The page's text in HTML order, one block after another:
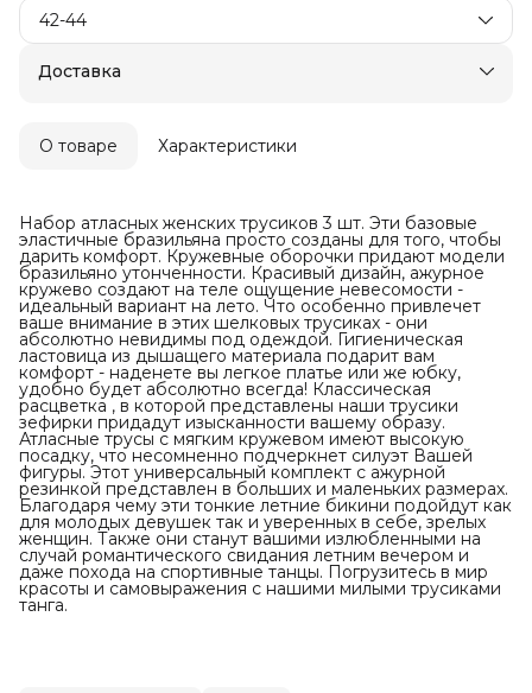
42-44
Доставка
О товаре Характеристики
Набор атласных женских трусиков 3 шт. Эти базовые
эластичные бразильяна просто созданы для того, чтобы
дарить комфорт. Кружевные оборочки придают модели
бразильяно утонченности. Красивый дизайн, ажурное
кружево создают на теле ощущение невесомости -
идеальный вариант на лето. Что особенно привлечет
ваше внимание в этих шелковых трусиках - они
абсолютно невидимы под одеждой. Гигиеническая
ластовица из дышащего материала подарит вам
комфорт - наденете вы легкое платье или же юбку,
удобно будет абсолютно всегда! Классическая
расцветка , в которой представлены наши трусики
зефирки придадут изысканности вашему образу.
Атласные трусы с мягким кружевом имеют высокую
посадку, что несомненно подчеркнет силуэт Вашей
фигуры. Этот универсальный комплект с ажурной
резинкой представлен в больших и маленьких размерах.
Благодаря чему эти тонкие летние бикини подойдут как
для молодых девушек так и уверенных в себе, зрелых
женщин. Также они станут вашими излюбленными на
случай романтического свидания летним вечером и
даже похода на спортивные танцы. Погрузитесь в мир
красоты и самовыражения с нашими милыми трусиками
танга.